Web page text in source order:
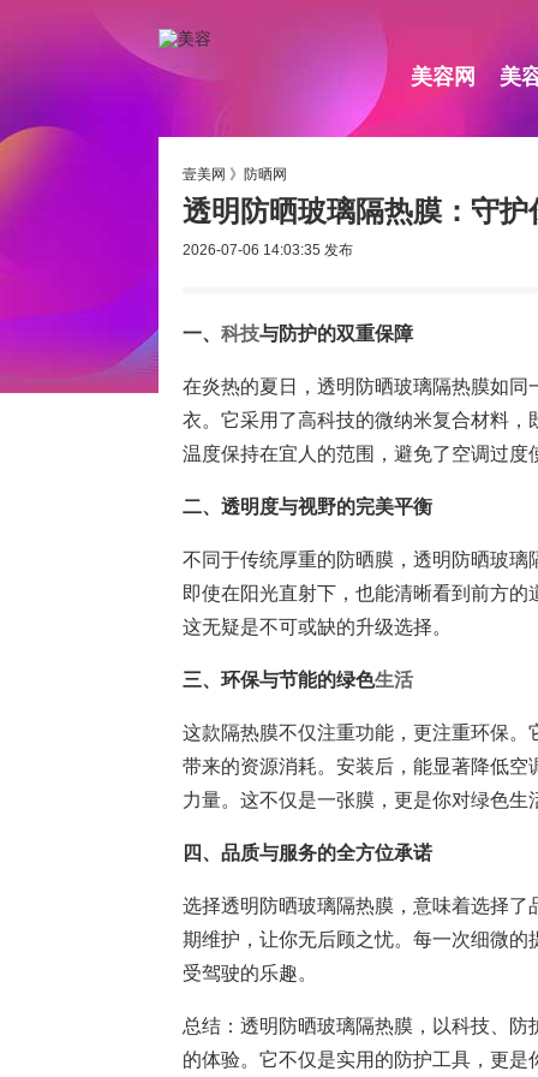
美容网 美
壹美网 》 防晒网
透明防晒玻璃隔热膜：守
2026-07-06 14:03:35 发布
一、 科技与防护的双重保障
在炎热的夏日，透明防晒玻璃隔热膜如
衣。它采用了高科技的微纳米复合材料
温度保持在宜人的范围，避免了空调过度
二、透明度与视野的完美平衡
不同于传统厚重的防晒膜，透明防晒玻
即使在阳光直射下，也能清晰看到前方
这无疑是不可或缺的升级选择。
三、环保与节能的绿色生活
这款隔热膜不仅注重功能，更注重环保
带来的资源消耗。安装后，能显著降低
力量。这不仅是一张膜，更是你对绿色生
四、品质与服务的全方位承诺
选择透明防晒玻璃隔热膜，意味着选择
期维护，让你无后顾之忧。每一次细微
受驾驶的乐趣。
总结：透明防晒玻璃隔热膜，以科技、
的体验。它不仅是实用的防护工具，更